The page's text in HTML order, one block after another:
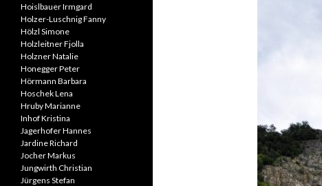
Hoislbauer Irmgard
Holzer-Luschnig Fanny
Hölzl Simone
Holzleitner Fjolla
Holzner Natalie
Honegger Peter
Hörmann Barbara
Hoschek Lena
Hruby Marianne
Inhof Kristina
Jagerhofer Hannes
Jardine Richard
Jocher Markus
Jungwirth Christian
Jürgens Stefan